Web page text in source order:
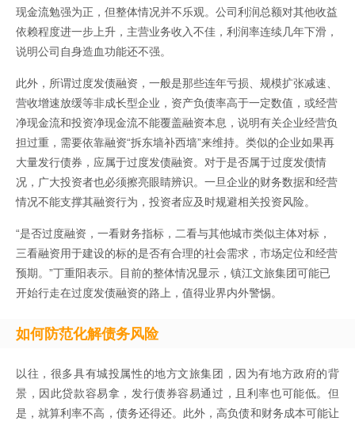
现金流勉强为正，但整体情况并不乐观。公司利润总额对其他收益
依赖程度进一步上升，主营业务收入不佳，利润率连续几年下滑，
说明公司自身造血功能还不强。
此外，所谓过度发债融资，一般是那些连年亏损、规模扩张减速、
营收增速放缓等非成长型企业，资产负债率高于一定数值，或经营
净现金流和投资净现金流不能覆盖融资本息，说明有关企业经营负
担过重，需要依靠融资“拆东墙补西墙”来维持。类似的企业如果再
大量发行债券，应属于过度发债融资。对于是否属于过度发债情
况，广大投资者也必须擦亮眼睛辨识。一旦企业的财务数据和经营
情况不能支撑其融资行为，投资者应及时规避相关投资风险。
“是否过度融资，一看财务指标，二看与其他城市类似主体对标，
三看融资用于建设的标的是否有合理的社会需求，市场定位和经营
预期。”丁重阳表示。目前的整体情况显示，镇江文旅集团可能已
开始行走在过度发债融资的路上，值得业界内外警惕。
如何防范化解债务风险
以往，很多具有城投属性的地方文旅集团，因为有地方政府的背
景，因此贷款容易拿，发行债券容易通过，且利率也可能低。但
是，就算利率不高，债务还得还。此外，高负债和财务成本可能让